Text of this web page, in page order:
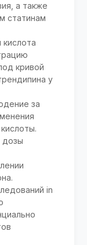
а также
статинам
кривой
у
за
дозы
in